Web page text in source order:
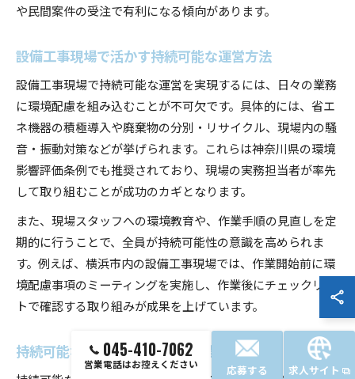
や民間案件の受注で有利になる傾向があります。
設備工事現場で活かす持続可能な運営方法
設備工事現場で持続可能な運営を実現するには、日々の業務
に環境配慮を組み込むことが不可欠です。具体的には、省エ
ネ機器の積極導入や廃棄物の分別・リサイクル、現場内の騒
音・振動対策などが挙げられます。これらは神奈川県の環境
影響評価条例でも推奨されており、現場の実務担当者が率先
して取り組むことが成功のカギとなります。
また、現場スタッフへの環境教育や、作業手順の見直しを定
期的に行うことで、全員が持続可能性の意識を高められま
す。例えば、横浜市内の設備工事現場では、作業開始前に環
境配慮事項のミーティングを実施し、作業後にチェックリス
トで確認する取り組みが成果を上げています。
持続可能な設備工事に必要な監査の着眼点
045-410-7062
営業電話はお控えください 応募する 求人サイト